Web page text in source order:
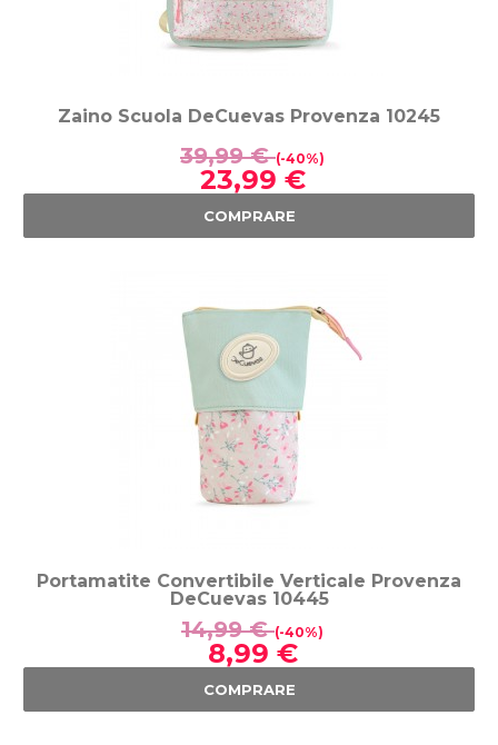
Zaino Scuola DeCuevas Provenza 10245
39,99 €(-40%)
23,99 €
COMPRARE
Portamatite Convertibile Verticale Provenza
DeCuevas 10445
14,99 €(-40%)
8,99 €
COMPRARE